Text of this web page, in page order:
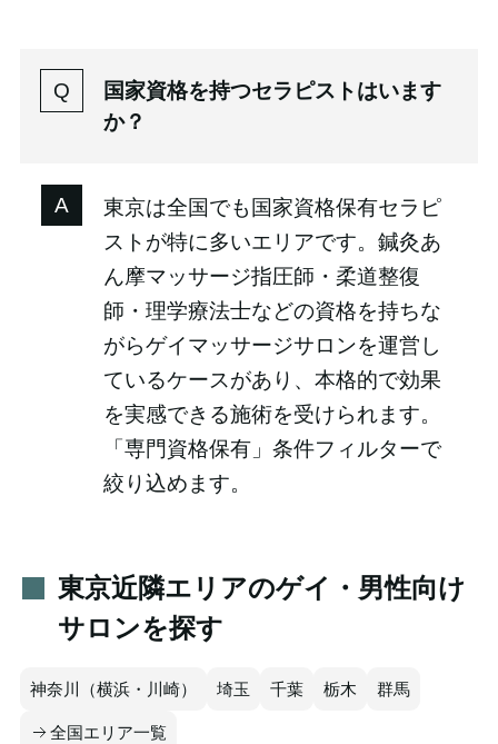
国家資格を持つセラピストはいます
か？
東京は全国でも国家資格保有セラピ
ストが特に多いエリアです。鍼灸あ
ん摩マッサージ指圧師・柔道整復
師・理学療法士などの資格を持ちな
がらゲイマッサージサロンを運営し
ているケースがあり、本格的で効果
を実感できる施術を受けられます。
「専門資格保有」条件フィルターで
絞り込めます。
東京近隣エリアのゲイ・男性向け
サロンを探す
神奈川（横浜・川崎） 埼玉 千葉 栃木 群馬
全国エリア一覧